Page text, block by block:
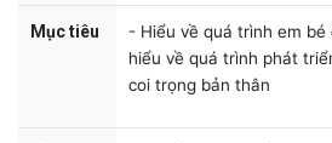
Mục tiêu
- Hiểu về quá trình em bé
hiểu về quá trình phát
coi trọng bản thân